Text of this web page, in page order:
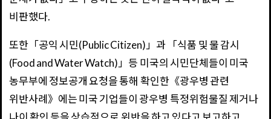
비판했다.
또한「공익 시민(Public Citizen)」과 「식품 및 물 감시
(Food and Water Watch)」등 미국의 시민단체들이 미국
농무부에 정보공개 요청을 통해 확인한《광우병 관련
위반사례》에는 미국 기업들이 광우병 특정위험물질 제거나